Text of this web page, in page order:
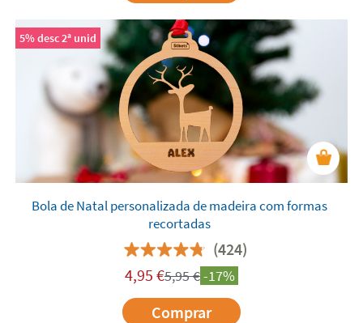
5% desc 2ª unid
Bola de Natal personalizada de madeira com formas
recortadas
(424)
4,95 €5,95€-17%
Comprar